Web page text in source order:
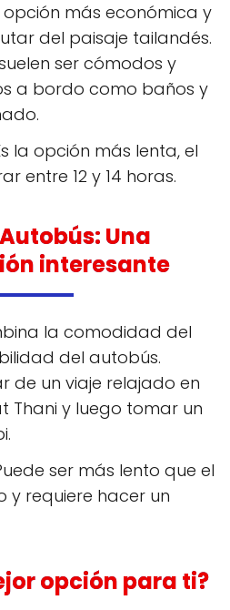
opción más económica y
del paisaje tailandés.
ser cómodos y
a bordo como baños y
la opción más lenta, el
entre 12 y 14 horas.
Una
interesante
la comodidad del
del autobús.
de un viaje relajado en
Thani y luego tomar un
ser más lento que el
y requiere hacer un
opción para ti?